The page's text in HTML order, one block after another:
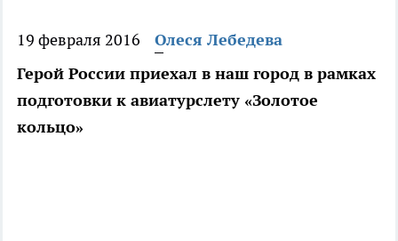
19 февраля 2016
Олеся Лебедева
Герой России приехал в наш город в рамках
подготовки к авиатурслету «Золотое
кольцо»